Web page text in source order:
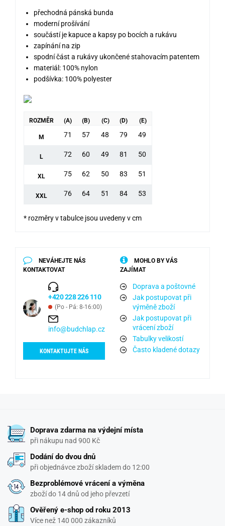
přechodná pánská bunda
moderní prošívání
součástí je kapuce a kapsy po bocích a rukávu
zapínání na zip
spodní část a rukávy ukončené stahovacím patentem
materiál: 100% nylon
podšívka: 100% polyester
ROZMĚR (A) (B) (C) (D) (E)
M 71 57 48 79 49
L 72 60 49 81 50
XL 75 62 50 83 51
XXL 76 64 51 84 53
* rozměry v tabulce jsou uvedeny v cm
NEVÁHEJTE NÁS
KONTAKTOVAT
+420 228 226 110
(Po - Pá: 8-16:00)
info@budchlap.cz
KONTAKTUJTE NÁS
MOHLO BY VÁS
ZAJÍMAT
Doprava a poštovné
Jak postupovat při
výměně zboží
Jak postupovat při
vrácení zboží
Tabulky velikostí
Často kladené dotazy
Doprava zdarma na výdejní místa
při nákupu nad 900 Kč
Dodání do dvou dnů
při objednávce zboží skladem do 12:00
Bezproblémové vrácení a výměna
zboží do 14 dnů od jeho převzetí
Ověřený e-shop od roku 2013
Více než 140 000 zákazníků